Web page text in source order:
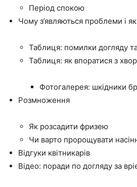
Період спокою
Чому з’являються проблеми і як
Таблиця: помилки догляду
Таблиця: як впоратися з
Фотогалерея: шкідники
Розмноження
Як розсадити фризею
Чи варто пророщувати
Відгуки квітникарів
Відео: поради по догляду за